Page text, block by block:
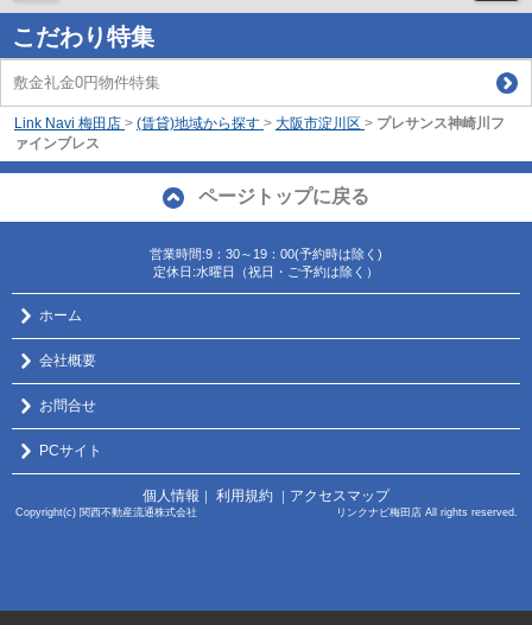
こだわり特集
敷金礼金0円物件特集
Link Navi 梅田店 > (賃貸)地域から探す > 大阪市淀川区 > プレサンス神崎川フ
ァインブレス
ページトップに戻る
営業時間:9：30～19：00(予約時は除く)
定休日:水曜日（祝日・ご予約は除く）
ホーム
会社概要
お問合せ
PCサイト
個人情報 利用規約 アクセスマップ
Copyright(c) 関西不動産流通株式会社 リンクナビ梅田店 All rights reserved.